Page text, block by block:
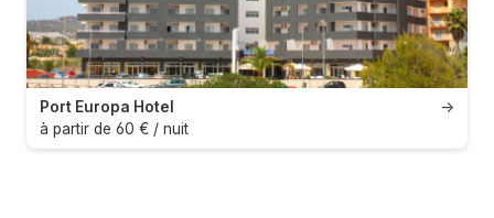
→
Port Europa Hotel
à partir de 60 € / nuit